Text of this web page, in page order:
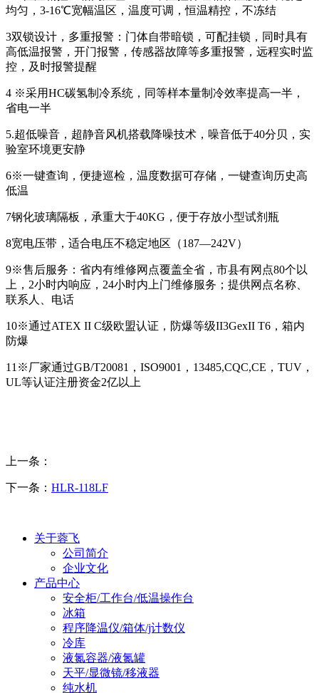
均匀， 3-16℃宽幅温区，温度可调，恒温精控，不冻结
3双锁设计，多重报警：门体自带暗锁，可配挂锁，同时具有
高低温报警，开门报警，传感器故障等多重报警，远程实时监
控，及时报警提醒
4 ※采用HC碳氢制冷系统，同等样本量制冷效率提高一半，
省电一半
5.超低噪音，超静音风机搭载降噪技术，噪音低于40分贝，实
验室环境更安静
6※一键查询，便捷巡检，温度数据可存储，一键查询历史高
低温
7钢化玻璃隔板，承重大于40KG ，便于存放小型试剂瓶
8宽电压带，适合电压不稳定地区（187—242V）
9※售后服务：省内有维修网点覆盖全省，市县有网点80个以
上， 2小时内响应， 24小时内上门维修服务；提供网点名称、
联系人、电话
10※通过ATEX II C级欧盟认证，防爆等级II3GexII T6 ，箱内
防爆
11※厂家通过GB/T20081 ， ISO9001 ， 13485,CQC,CE ， TUV ，
UL等认证注册资金2亿以上
上一条：
下一条： HLR-118LF
关于蓉飞
公司简介
企业文化
产品中心
安全柜/工作台/低温操作台
冰箱
程序降温仪/箱体/j计数仪
冷库
液氮容器/液氮罐
天平/显微镜/移液器
纯水机